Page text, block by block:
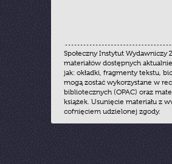
Społeczny Instytut Wydawniczy
materiałów dostępnych
jak: okładki, fragmenty tekstu,
mogą zostać wykorzystane w
bibliotecznych (OPAC) oraz
książek. Usunięcie materiału z
cofnięciem udzielonej zgody.